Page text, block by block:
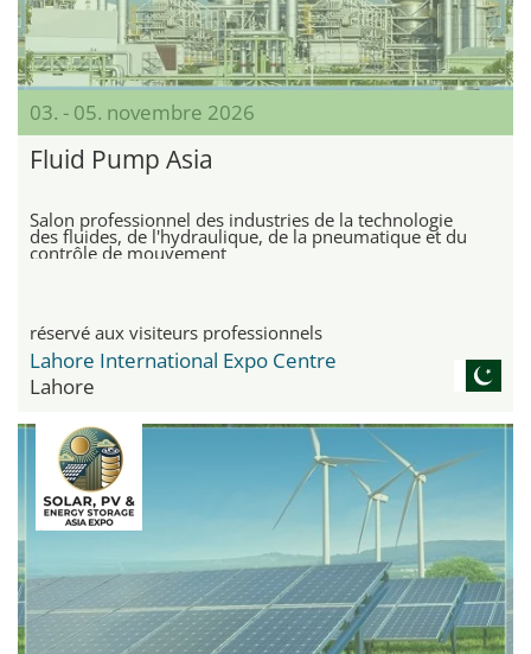
03. - 05. novembre 2026
Fluid Pump Asia
Salon professionnel des industries de la technologie
des fluides, de l'hydraulique, de la pneumatique et du
contrôle de mouvement
réservé aux visiteurs professionnels
Lahore International Expo Centre
Lahore